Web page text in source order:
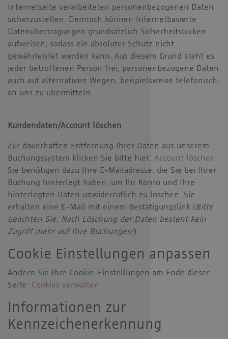
Internetseite verarbeiteten personenbezogenen Daten
sicherzustellen. Dennoch können Internetbasierte
Datenübertragungen grundsätzlich Sicherheitslücken
aufweisen, sodass ein absoluter Schutz nicht
gewährleistet werden kann. Aus diesem Grund steht es
jeder betroffenen Person frei, personenbezogene Daten
auch auf alternativen Wegen, beispielsweise telefonisch,
an uns zu übermitteln.
Kundendaten/Account löschen
Zur dauerhaften Entfernung Ihrer Daten aus unserem
Buchungssystem klicken Sie bitte hier: Account löschen
Sie benötigen dazu Ihre E-Mailadresse, die Sie bei Ihrer
Buchung hinterlegt haben, um Ihr Konto und Ihre
hinterlegten Daten unwiderruflich zu löschen. Sie
erhalten eine E-Mail mit einem Bestätigungslink ( Bitte
beachten Sie: Nach Löschung der Daten besteht kein
Zugriff mehr auf Ihre Buchungen!).
Cookie Einstellungen anpassen
Ändern Sie Ihre Cookie-Einstellungen am Ende dieser
Seite: Cookies verwalten
Informationen zur
Kennzeichenerkennung